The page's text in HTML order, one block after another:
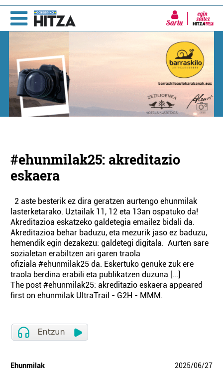
Sartu
#ehunmilak25: akreditazio
eskaera
2 aste besterik ez dira geratzen aurtengo ehunmilak
lasterketarako. Uztailak 11, 12 eta 13an ospatuko da!
Akreditazioa eskatzeko galdetegia emailez bidali da.
Akreditazioa behar baduzu, eta mezurik jaso ez baduzu,
hemendik egin dezakezu: galdetegi digitala. Aurten sare
sozialetan erabiltzen ari garen traola
ofiziala #ehunmilak25 da. Eskertuko genuke zuk ere
traola berdina erabili eta publikatzen duzuna [...]
The post #ehunmilak25: akreditazio eskaera appeared
first on ehunmilak UltraTrail - G2H - MMM.
Ehunmilak 2025/06/27